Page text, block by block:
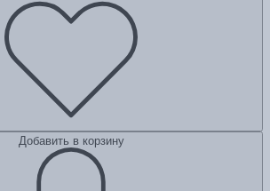
Добавить в корзину